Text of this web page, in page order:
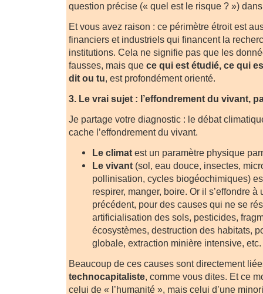
question précise (« quel est le risque ? »)
Et vous avez raison : ce périmètre étroit est
financiers et industriels qui financent la
institutions. Cela ne signifie pas que les
fausses, mais que ce qui est étudié, ce qui
dit ou tu, est profondément orienté.
3. Le vrai sujet : l’effondrement du vivant,
Je partage votre diagnostic : le débat
cache l’effondrement du vivant.
Le climat est un paramètre physique
Le vivant (sol, eau douce, insectes,
pollinisation, cycles biogéochimiques)
respirer, manger, boire. Or il s’effondre à
précédent, pour des causes qui ne se
artificialisation des sols, pesticides,
écosystèmes, destruction des habitats,
globale, extraction minière intensive, etc.
Beaucoup de ces causes sont directement
technocapitaliste, comme vous dites. Et ce
celui de « l’humanité », mais celui d’une